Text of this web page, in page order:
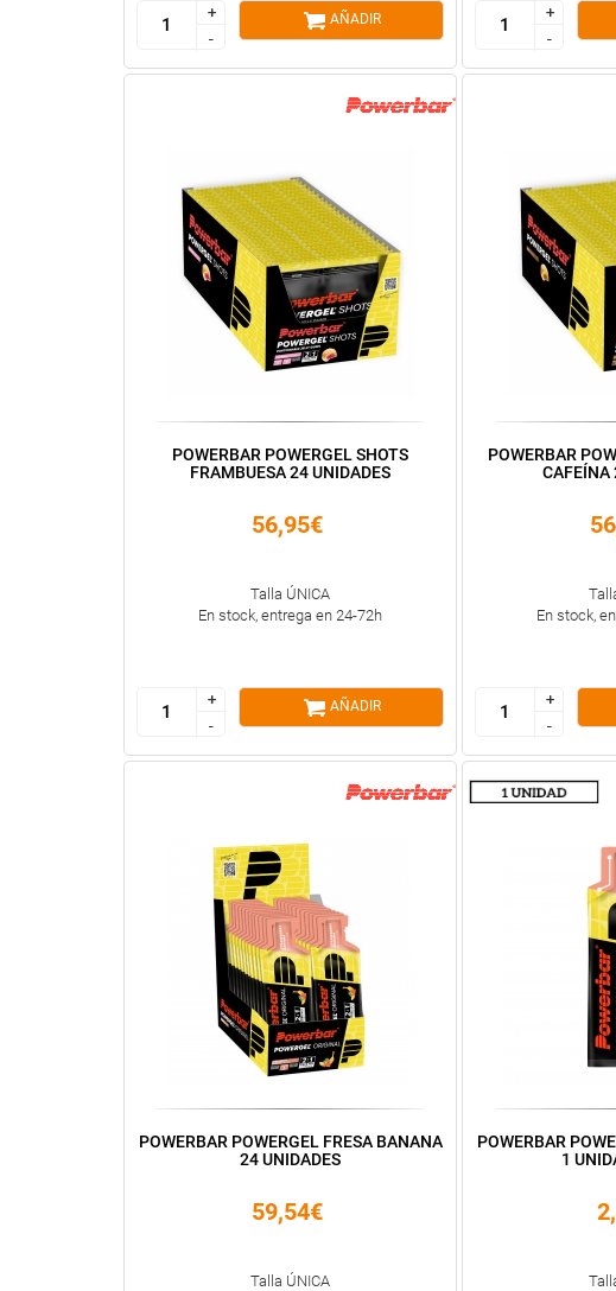
+
-
+
-
AÑADIR
+
-
+
-
POWERBAR POWERGEL SHOTS
FRAMBUESA 24 UNIDADES
56,95€
Talla ÚNICA
En stock, entrega en 24-72h
+
-
+
-
AÑADIR
POWERBAR
CAFEÍNA
En stock,
+
-
+
-
POWERBAR POWERGEL FRESA BANANA
24 UNIDADES
59,54€
Talla ÚNICA
POWERBAR
1